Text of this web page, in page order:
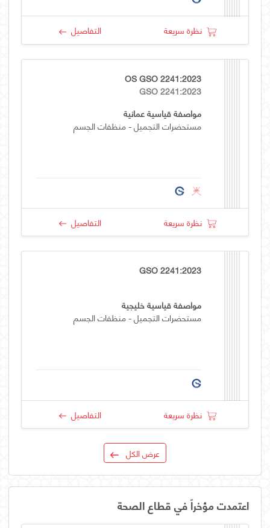
نظرة سريعة التفاصيل
OS GSO 2241:2023
GSO 2241:2023
مواصفة قياسية عمانية
مستحضرات التجميل - منظفات الجسم
نظرة سريعة التفاصيل
GSO 2241:2023
مواصفة قياسية خليجية
مستحضرات التجميل - منظفات الجسم
نظرة سريعة التفاصيل
عرض الكل
اعتمدت مؤخراً في قطاع الصحة